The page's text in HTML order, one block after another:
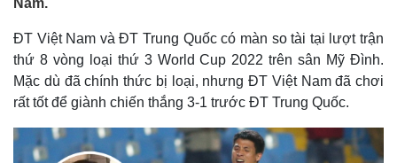
Nam.
ĐT Việt Nam và ĐT Trung Quốc có màn so tài tại lượt trận
thứ 8 vòng loại thứ 3 World Cup 2022 trên sân Mỹ Đình.
Mặc dù đã chính thức bị loại, nhưng ĐT Việt Nam đã chơi
rất tốt để giành chiến thắng 3-1 trước ĐT Trung Quốc.